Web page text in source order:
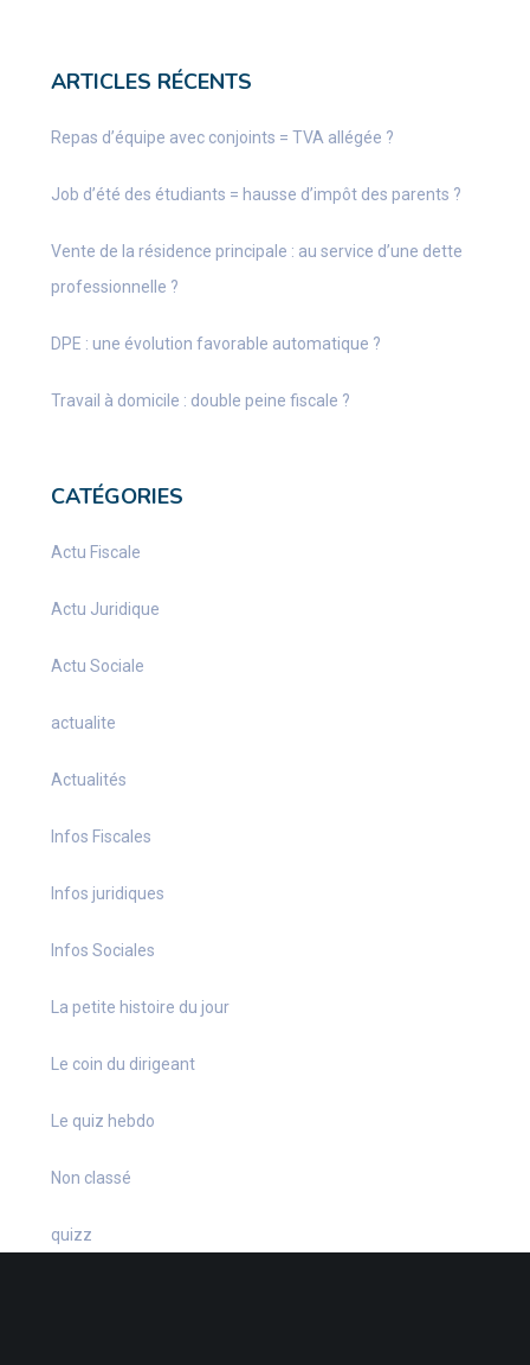
ARTICLES RÉCENTS
Repas d’équipe avec conjoints = TVA allégée ?
Job d’été des étudiants = hausse d’impôt des parents ?
Vente de la résidence principale : au service d’une dette
professionnelle ?
DPE : une évolution favorable automatique ?
Travail à domicile : double peine fiscale ?
CATÉGORIES
Actu Fiscale
Actu Juridique
Actu Sociale
actualite
Actualités
Infos Fiscales
Infos juridiques
Infos Sociales
La petite histoire du jour
Le coin du dirigeant
Le quiz hebdo
Non classé
quizz